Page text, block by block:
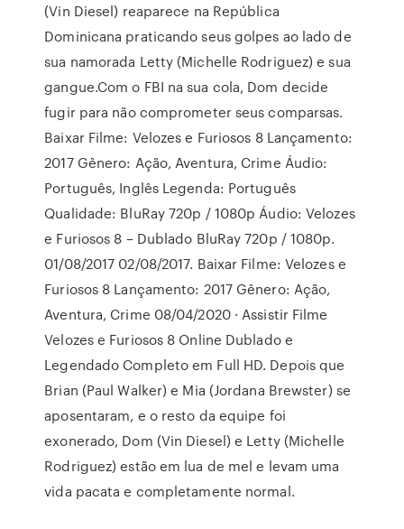
(Vin Diesel) reaparece na República
Dominicana praticando seus golpes ao lado de
sua namorada Letty (Michelle Rodriguez) e sua
gangue.Com o FBI na sua cola, Dom decide
fugir para não comprometer seus comparsas.
Baixar Filme: Velozes e Furiosos 8 Lançamento:
2017 Gênero: Ação, Aventura, Crime Áudio:
Português, Inglês Legenda: Português
Qualidade: BluRay 720p / 1080p Áudio: Velozes
e Furiosos 8 – Dublado BluRay 720p / 1080p.
01/08/2017 02/08/2017. Baixar Filme: Velozes e
Furiosos 8 Lançamento: 2017 Gênero: Ação,
Aventura, Crime 08/04/2020 · Assistir Filme
Velozes e Furiosos 8 Online Dublado e
Legendado Completo em Full HD. Depois que
Brian (Paul Walker) e Mia (Jordana Brewster) se
aposentaram, e o resto da equipe foi
exonerado, Dom (Vin Diesel) e Letty (Michelle
Rodriguez) estão em lua de mel e levam uma
vida pacata e completamente normal.